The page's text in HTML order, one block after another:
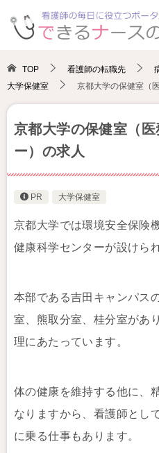
TOP 看護師の転職先
大学保健室
京都大学の保健室（
京都大学の保健室（
ー）の求人
PR 大学保健室
京都大学では環境安全保険
健康科学センターが設けら
本部である吉田キャンパス
室、熊取分室、桂分室があ
理にあたっています。
体の健康を維持する他に、
なりますから、看護師とし
に乗る仕事もあります。